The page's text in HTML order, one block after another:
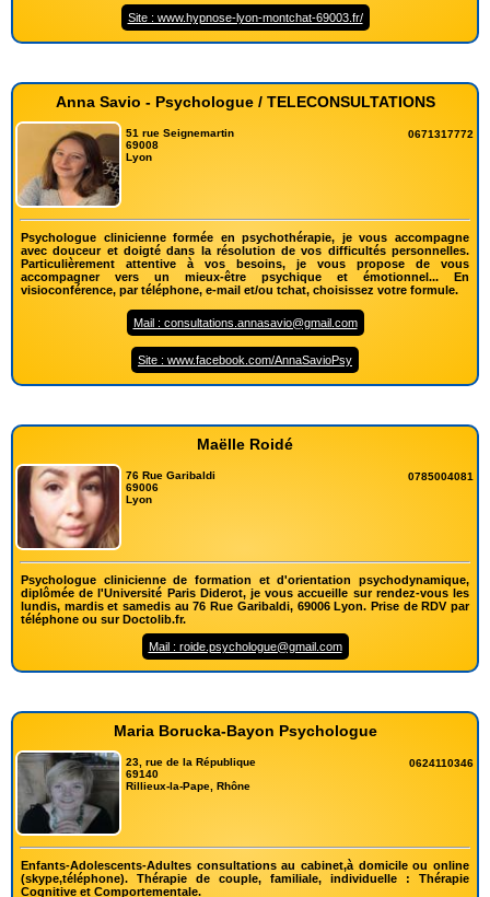
Site : www.hypnose-lyon-montchat-69003.fr/
Anna Savio - Psychologue / TELECONSULTATIONS
51 rue Seignemartin
69008
Lyon
0671317772
Psychologue clinicienne formée en psychothérapie, je vous accompagne
avec douceur et doigté dans la résolution de vos difficultés personnelles.
Particulièrement attentive à vos besoins, je vous propose de vous
accompagner vers un mieux-être psychique et émotionnel... En
visioconférence, par téléphone, e-mail et/ou tchat, choisissez votre formule.
Mail : consultations.annasavio@gmail.com
Site : www.facebook.com/AnnaSavioPsy
Maëlle Roidé
76 Rue Garibaldi
69006
Lyon
0785004081
Psychologue clinicienne de formation et d'orientation psychodynamique,
diplômée de l'Université Paris Diderot, je vous accueille sur rendez-vous les
lundis, mardis et samedis au 76 Rue Garibaldi, 69006 Lyon. Prise de RDV par
téléphone ou sur Doctolib.fr.
Mail : roide.psychologue@gmail.com
Maria Borucka-Bayon Psychologue
23, rue de la République
69140
Rillieux-la-Pape, Rhône
0624110346
Enfants-Adolescents-Adultes consultations au cabinet,à domicile ou online
(skype,téléphone). Thérapie de couple, familiale, individuelle : Thérapie
Cognitive et Comportementale.